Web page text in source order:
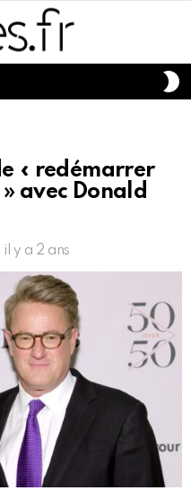
« redémarrer
avec Donald
il y a 2 ans